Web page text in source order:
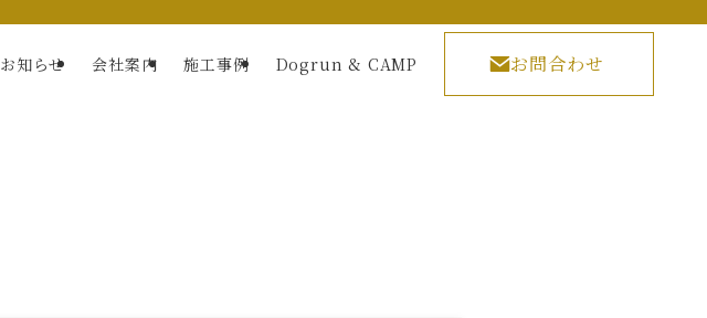
お知らせ 会社案内 施工事例 Dogrun & CAMP お問合わせ